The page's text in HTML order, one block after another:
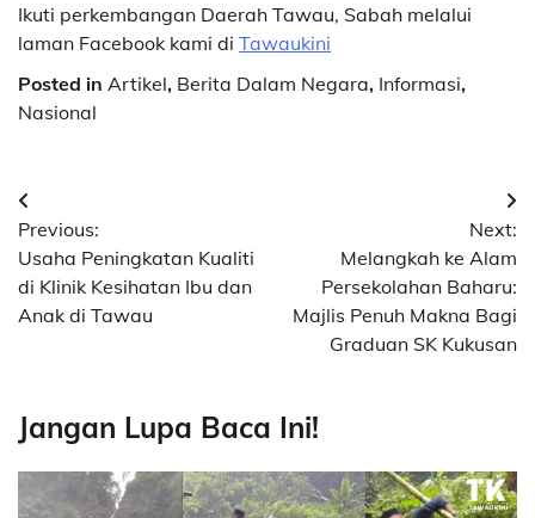
Ikuti perkembangan Daerah Tawau, Sabah melalui
laman Facebook kami di Tawaukini
Posted in Artikel, Berita Dalam Negara, Informasi,
Nasional
Post
navigation
Previous:
Usaha Peningkatan Kualiti
di Klinik Kesihatan Ibu dan
Anak di Tawau
Next:
Melangkah ke Alam
Persekolahan Baharu:
Majlis Penuh Makna Bagi
Graduan SK Kukusan
Jangan Lupa Baca Ini!